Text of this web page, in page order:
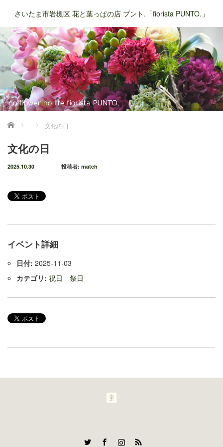
さいたま市岩槻区 花と葉っぱの店 プント.「fiorista PUNTO.」
ホーム 文化の日
文化の日
2025.10.30 投稿者: match
イベント詳細
日付: 2025-11-03
カテゴリ: 祝日 祭日
RSS